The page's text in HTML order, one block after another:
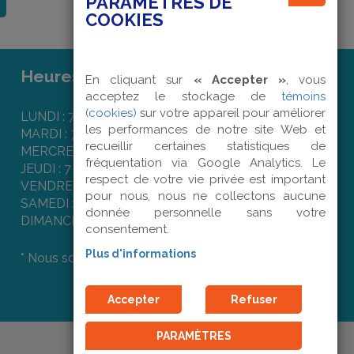
Heures d'ouverture :
LUNDI : 7 h 50 à 16 h 00
MARDI : 7 h 50 à 16 h 00
MERCREDI : 7 h 50 à 16 h 00
JEUDI : 7 h 50 à 16 h 00
VENDREDI : 7 h 50 à 12 h 00
SAMEDI : Fermé
DIMANCHE : Fermé
* Nous sommes fermés les jours fériés.
COOKIES
En cliquant sur « Accepter », vous
acceptez le stockage de témoins
(cookies) sur votre appareil pour améliorer
les performances de notre site Web et
recueillir certaines statistiques de
fréquentation via Google Analytics. Le
respect de votre vie privée est important
pour nous, nous ne collectons aucune
donnée personnelle sans votre
consentement.
Plus d'informations
Accepter Refuser
PARAMÈTRES